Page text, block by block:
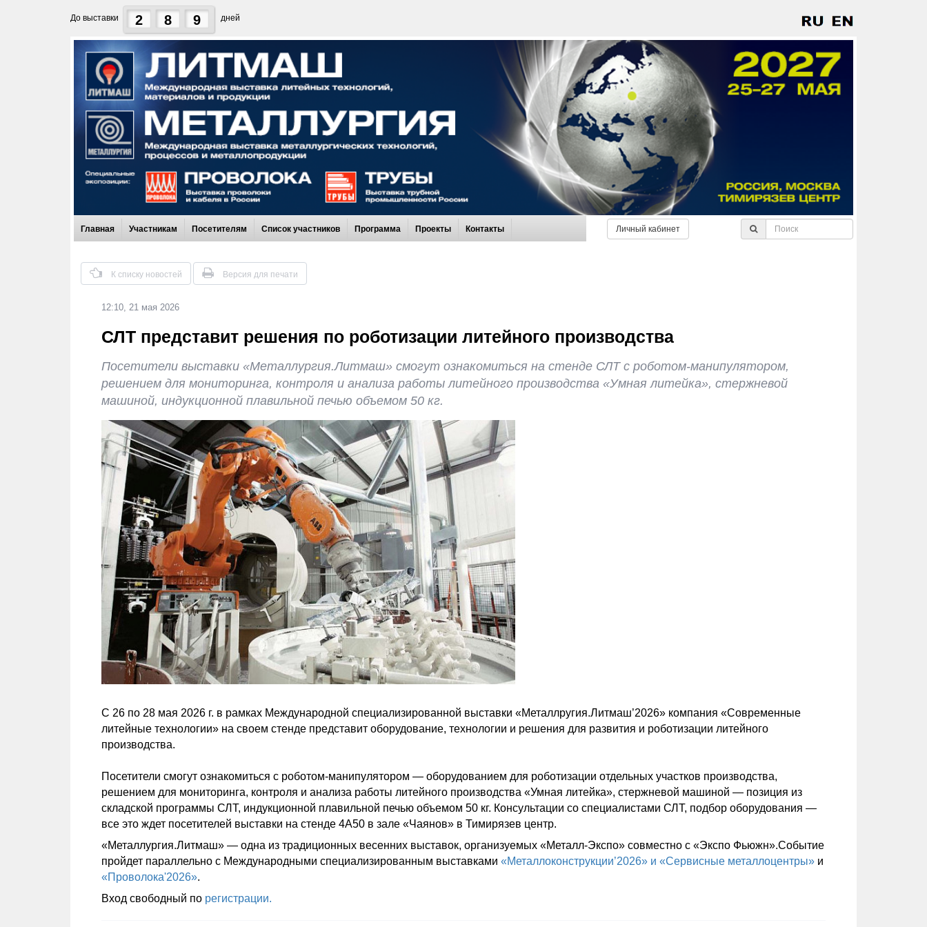
До выставки 2 8 9 дней
Главная Участникам Посетителям Список участников Программа Проекты Контакты Личный кабинет
К списку новостей Версия для печати
12:10, 21 мая 2026
СЛТ представит решения по роботизации литейного производства
Посетители выставки «Металлургия.Литмаш» смогут ознакомиться на стенде СЛТ с роботом-манипулятором,
решением для мониторинга, контроля и анализа работы литейного производства «Умная литейка», стержневой
машиной, индукционной плавильной печью объемом 50 кг.
С 26 по 28 мая 2026 г. в рамках Международной специализированной выставки «Металлругия.Литмаш’2026» компания «Современные
литейные технологии» на своем стенде представит оборудование, технологии и решения для развития и роботизации литейного
производства.
Посетители смогут ознакомиться с роботом-манипулятором — оборудованием для роботизации отдельных участков производства,
решением для мониторинга, контроля и анализа работы литейного производства «Умная литейка», стержневой машиной — позиция из
складской программы СЛТ, индукционной плавильной печью объемом 50 кг. Консультации со специалистами СЛТ, подбор оборудования —
все это ждет посетителей выставки на стенде 4А50 в зале «Чаянов» в Тимирязев центр.
«Металлургия.Литмаш» — одна из традиционных весенних выставок, организуемых «Металл-Экспо» совместно с «Экспо Фьюжн».Событие
пройдет параллельно с Международными специализированным выставками «Металлоконструкции’2026» и «Сервисные металлоцентры» и
«Проволока'2026».
Вход свободный по регистрации.